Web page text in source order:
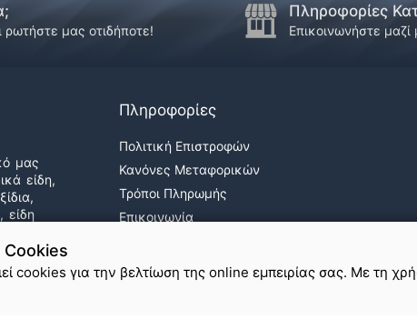
Cookies
cookies για την βελτίωση της online εμπειρίας σας. Με τη
ρωτήστε μας οτιδήποτε!
Πληροφορίες
Επικοινωνήστε
μας
είδη,
είδη
Πληροφορίες
Πολιτική Επιστροφών
Κανόνες Μεταφορικών
Τρόποι Πληρωμής
Επικοινωνία
Εργαστείτε σε εμάς